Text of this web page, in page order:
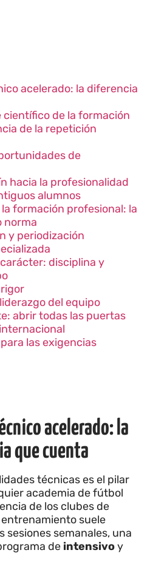
acelerado: la diferencia
científico de la formación
de la repetición
de
hacia la profesionalidad
alumnos
formación profesional: la
norma
y periodización
disciplina y
del equipo
abrir todas las puertas
las exigencias
acelerado: la
que cuenta
técnicas es el pilar
academia de fútbol
de los clubes de
suele
sesiones semanales, una
de intensivoy